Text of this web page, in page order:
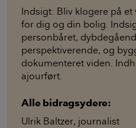
Indsigt: Bliv klogere på
for dig og din bolig.
personbåret,
perspektiverende, og
dokumenteret viden.
ajourført.
Alle bidragsydere:
Ulrik Baltzer, journalist